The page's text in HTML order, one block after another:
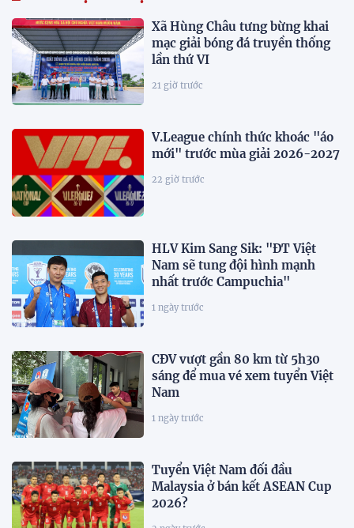
Xã Hùng Châu tưng bừng khai
mạc giải bóng đá truyền thống
lần thứ VI
21 giờ trước
V.League chính thức khoác "áo
mới" trước mùa giải 2026-2027
22 giờ trước
HLV Kim Sang Sik: "ĐT Việt
Nam sẽ tung đội hình mạnh
nhất trước Campuchia"
1 ngày trước
CĐV vượt gần 80 km từ 5h30
sáng để mua vé xem tuyển Việt
Nam
1 ngày trước
Tuyển Việt Nam đối đầu
Malaysia ở bán kết ASEAN Cup
2026?